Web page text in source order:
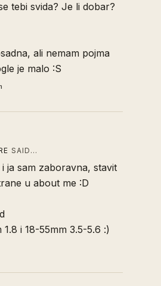
tebi svida? Je li dobar?
ali nemam pojma
je malo :S
SAID…
ja sam zaboravna, stavit
u about me :D
i 18-55mm 3.5-5.6 :)